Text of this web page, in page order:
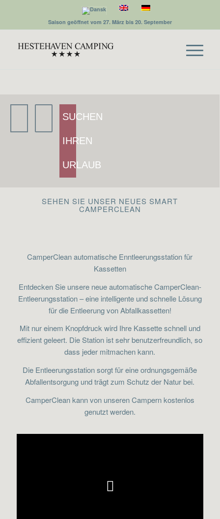
Saison geöffnet vom 27. März bis 20. September
SUCHEN
IHREN
URLAUB
SEHEN SIE UNSER NEUES SMART
CAMPERCLEAN
CamperClean automatische Enntleerungsstation für
Kassetten
Entdecken Sie unsere neue automatische CamperClean-
Entleerungsstation – eine intelligente und schnelle Lösung
für die Entleerung von Abfallkassetten!
Mit nur einem Knopfdruck wird Ihre Kassette schnell und
effizient geleert. Die Station ist sehr benutzerfreundlich, so
dass jeder mitmachen kann.
Die Entleerungsstation sorgt für eine ordnungsgemäße
Abfallentsorgung und trägt zum Schutz der Natur bei.
CamperClean kann von unseren Campern kostenlos
genutzt werden.